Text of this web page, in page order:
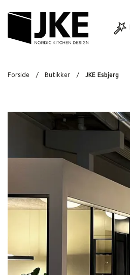
Forside / Butikker / JKE Esbjerg